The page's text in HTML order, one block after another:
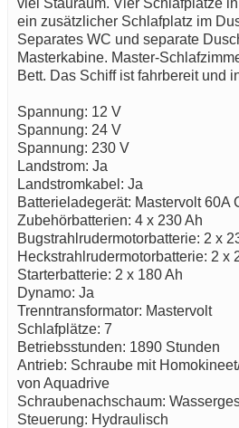
ein zusätzlicher Schlafplatz im
Separates WC und separate
Masterkabine. Master-
Bett. Das Schiff ist fahrbereit und
Spannung: 12 V
Spannung: 24 V
Spannung: 230 V
Landstrom: Ja
Landstromkabel: Ja
Batterieladegerät: Mastervolt 60A
Zubehörbatterien: 4 x 230 Ah
Bugstrahlrudermotorbatterie: 2 x
Heckstrahlrudermotorbatterie: 2 x
Starterbatterie: 2 x 180 Ah
Dynamo: Ja
Trenntransformator: Mastervolt
Schlafplätze: 7
Betriebsstunden: 1890 Stunden
Antrieb: Schraube mit
von Aquadrive
Schraubenachschaum:
Steuerung: Hydraulisch